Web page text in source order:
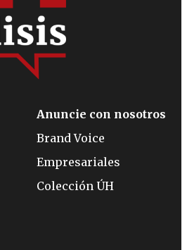
Anuncie con nosotros
Brand Voice
Empresariales
Colección ÚH